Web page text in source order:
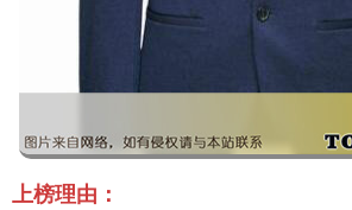
上榜理由：